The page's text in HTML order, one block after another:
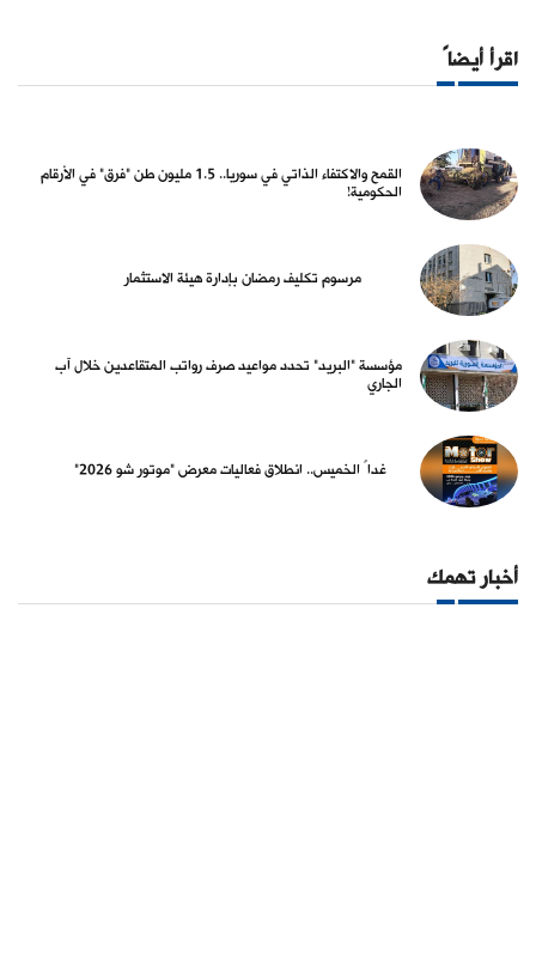
اقرأ أيضاً
القمح والاكتفاء الذاتي في سوريا.. 1.5 مليون طن "فرق" في الأرقام
الحكومية!
مرسوم تكليف رمضان بإدارة هيئة الاستثمار
مؤسسة "البريد" تحدد مواعيد صرف رواتب المتقاعدين خلال آب
الجاري
غداً الخميس.. انطلاق فعاليات معرض "موتور شو 2026"
أخبار تهمك